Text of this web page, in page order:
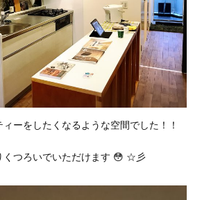
ーをしたくなるような空間でした！！
くつろいでいただけます 😳 ☆彡